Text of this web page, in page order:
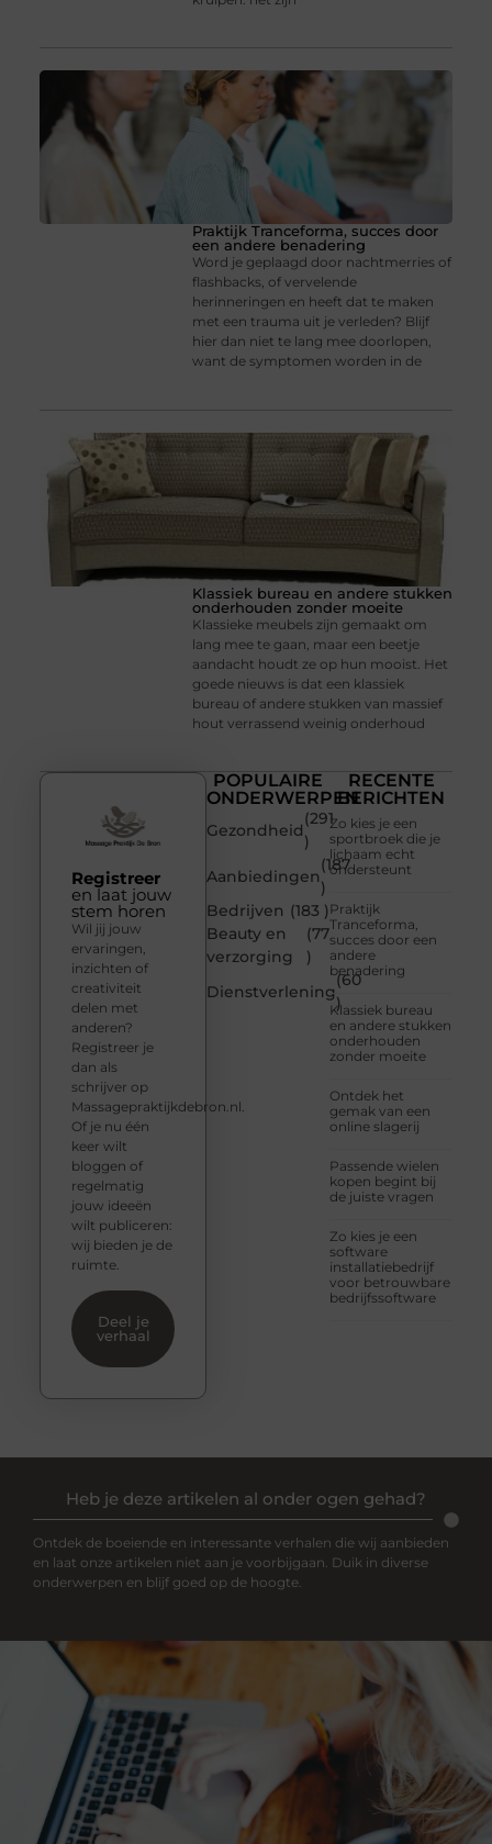
Praktijk Tranceforma, succes door
een andere benadering
Word je geplaagd door nachtmerries of
flashbacks, of vervelende
herinneringen en heeft dat te maken
met een trauma uit je verleden? Blijf
hier dan niet te lang mee doorlopen,
want de symptomen worden in de
Klassiek bureau en andere stukken
onderhouden zonder moeite
Klassieke meubels zijn gemaakt om
lang mee te gaan, maar een beetje
aandacht houdt ze op hun mooist. Het
goede nieuws is dat een klassiek
bureau of andere stukken van massief
hout verrassend weinig onderhoud
POPULAIRE
ONDERWERPEN
Gezondheid
(291
)
Aanbiedingen
(187
)
Bedrijven (183 )
Beauty en
verzorging
(77
)
Dienstverlening
(60
)
RECENTE
BERICHTEN
Zo kies je een
sportbroek die je
lichaam echt
ondersteunt
Praktijk
Tranceforma,
succes door een
andere
benadering
Klassiek bureau
en andere stukken
onderhouden
zonder moeite
Ontdek het
gemak van een
online slagerij
Passende wielen
kopen begint bij
de juiste vragen
Zo kies je een
software
installatiebedrijf
voor betrouwbare
bedrijfssoftware
Registreer
en laat jouw
stem horen
Wil jij jouw
ervaringen,
inzichten of
creativiteit
delen met
anderen?
Registreer je
dan als
schrijver op
Massagepraktijkdebron.nl.
Of je nu één
keer wilt
bloggen of
regelmatig
jouw ideeën
wilt publiceren:
wij bieden je de
ruimte.
Deel je
verhaal
Heb je deze artikelen al onder ogen gehad?
Ontdek de boeiende en interessante verhalen die wij aanbieden
en laat onze artikelen niet aan je voorbijgaan. Duik in diverse
onderwerpen en blijf goed op de hoogte.